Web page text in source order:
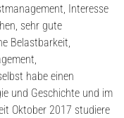
Interesse
sehr gute
Belastbarkeit,
habe einen
und Geschichte und im
Oktober 2017 studiere